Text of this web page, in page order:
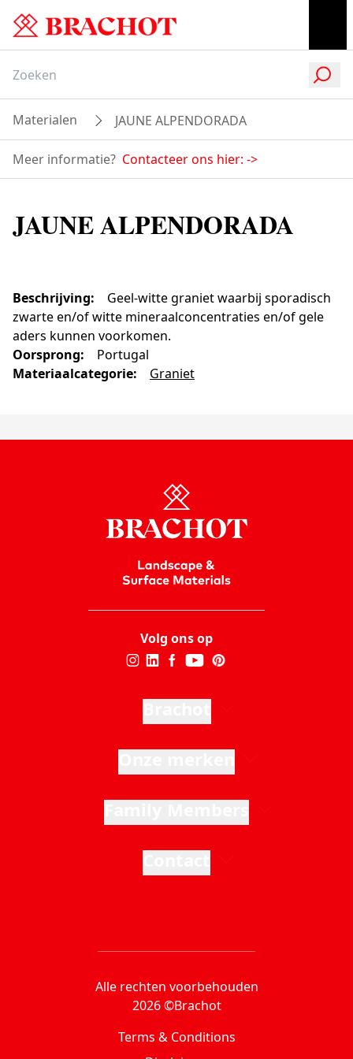
Materialen JAUNE ALPENDORADA
Meer informatie? Contacteer ons hier: ->
JAUNE ALPENDORADA
Beschrijving:
Geel-witte graniet waarbij sporadisch
zwarte en/of witte mineraalconcentraties en/of gele
aders kunnen voorkomen.
Oorsprong:
Portugal
Materiaalcategorie: Graniet
Volg ons op
Alle rechten voorbehouden
2026 ©Brachot
Terms & Conditions